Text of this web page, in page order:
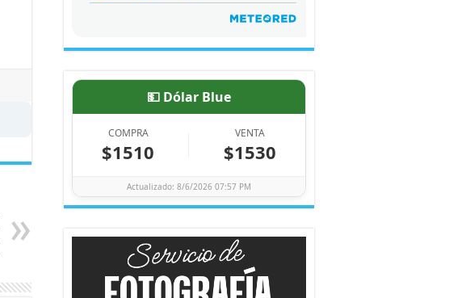
💵 Dólar Blue
COMPRA
$1510
VENTA
$1530
Actualizado: 8/6/2026 07:57 PM